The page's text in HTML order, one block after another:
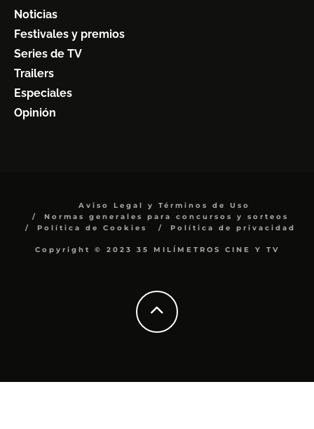
Noticias
Festivales y premios
Series de TV
Trailers
Especiales
Opinión
Aviso Legal y Términos de Uso
Normas generales para concursos y sorteos
Política de Cookies
Política de privacidad
Copyright © 2023 35 MILÍMETROS CINE Y TV